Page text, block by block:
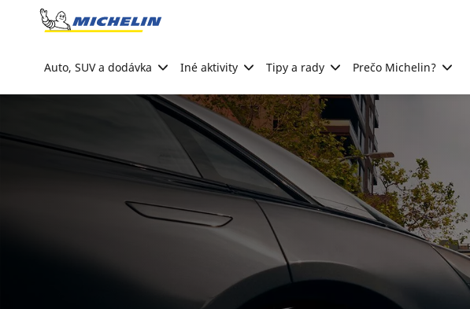
Go to page content
Auto, SUV a dodávka Iné aktivity Tipy a rady Prečo Michelin?